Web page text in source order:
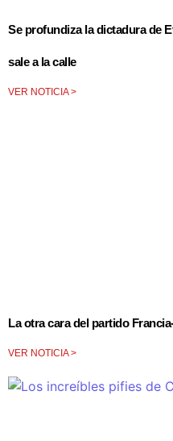
Se profundiza la dictadura de
sale a la calle
VER NOTICIA >
La otra cara del partido
VER NOTICIA >